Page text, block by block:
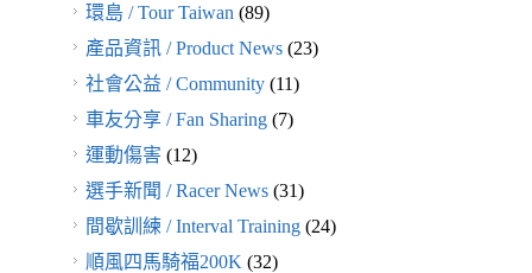
環島 / Tour Taiwan (89)
產品資訊 / Product News(23)
社會公益 / Community(11)
車友分享 / Fan Sharing(7)
運動傷害(12)
選手新聞 / Racer News(31)
間歇訓練 / Interval Training(24)
順風四馬騎福200K (32)